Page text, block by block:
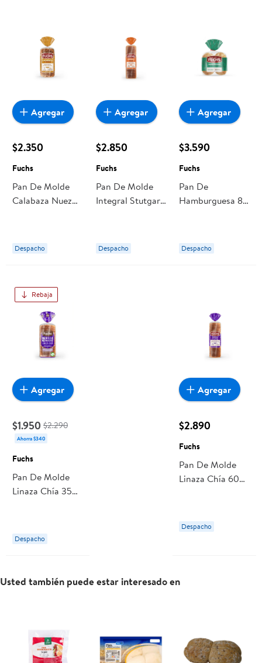
$2.350
Fuchs
Pan De Molde
Calabaza Nuez
Despacho
Agregar
$2.850
Fuchs
Pan De Molde
Integral Stutgart
Despacho
Agregar
$3.590
Fuchs
Pan De
Hamburguesa 8
Despacho
Agregar
Rebaja
$1.950 $2.290
Ahorra $340
Fuchs
Pan De Molde
Linaza Chía 350
Despacho
Agregar
$2.890
Fuchs
Pan De Molde
Linaza Chía 600
Despacho
Agregar
Usted también puede estar interesado en